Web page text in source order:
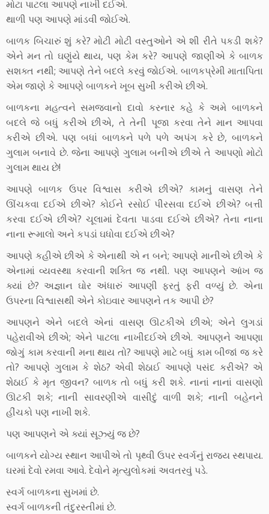
મોટા પાટલા આપણે નાખી દઈએ.
થાળી પણ આપણે માંડવી જોઈએ.
બાળક બિચારું શું કરે? મોટી મોટી વસ્તુઓને એ શી રીતે પકડી શકે?
એને મન તો ઘણુંયે થાય, પણ કેમ કરે? આપણે જાણીએ કે બાળક
સશક્ત નથી; આપણે તેને બદલે કરવું જોઈએ. બાળકપ્રેમી માતાપિતા
એમ જાણે કે આપણે બાળકને ખૂબ સુખી કરીએ છીએ.
બાળકના મહત્વને સમજવાનો દાવો કરનાર કહે કે અમે બાળકને
બદલે જે બધું કરીએ છીએ, તે તેની પૂજા કરવા તેને માન આપવા
કરીએ છીએ. પણ બધાં બાળકને પળે પળે અપંગ કરે છે, બાળકને
ગુલામ બનાવે છે. જેના આપણે ગુલામ બનીએ છીએ તે આપણો મોટો
ગુલામ થાય છે!
આપણે બાળક ઉપર વિશ્વાસ કરીએ છીએ? કામનું વાસણ તેને
ઊંચકવા દઈએ છીએ? કોઈને રસોઈ પીરસવા દઈએ છીએ? બત્તી
કરવા દઈએ છીએ? ચૂલામાં દેવતા પાડવા દઈએ છીએ? તેના નાના
નાના રૂમાલો અને કપડાં ઘધોવા દઈએ છીએ?
આપણે કહીએ છીએ કે એનાથી એ ન બને; આપણે માનીએ છીએ કે
એનામાં વ્યવસ્થા કરવાની શક્તિ જ નથી. પણ આપણને આંખ જ
ક્યાં છે? અજ્ઞાન ઘોર અંધારું આપણી ફરતું ફરી વળ્યું છે. એના
ઉપરના વિશ્વાસથી એને કોઇવાર આપણને તક આપી છે?
આપણને એને બદલે એનાં વાસણ ઊટકીએ છીએ; એને લુગડાં
પહેરાવીએ છીએ; એને પાટલા નાખીદઈએ છીએ. આપણને આપણા
જોગું કામ કરવાની મના થાય તો? આપણે માટે બધું કામ બીજાં જ કરે
તો? આપણે ગુલામ કે શેઠ? એવી શેઠાઈ આપણે પસંદ કરીએ? એ
શેઠાઈ કે મૃત જીવન? બાળક તો બધું કરી શકે. નાનાં નાનાં વાસણો
ઊટકી શકે; નાની સાવરણીએ વાસીદું વાળી શકે; નાની બહેનને
હીંચકો પણ નાખી શકે.
પણ આપણને એ ક્યાં સૂઝ્યું જ છે?
બાળકને યોગ્ય સ્થાન આપીએ તો પૃથ્વી ઉપર સ્વર્ગનું રાજ્ય સ્થપાય.
ઘરમાં દેવો રમવા આવે. દેવોને મૃત્યુલોકમાં અવતરવું પડે.
સ્વર્ગ બાળકના સુખમાં છે.
સ્વર્ગ બાળકની તંદુરસ્તીમાં છે.